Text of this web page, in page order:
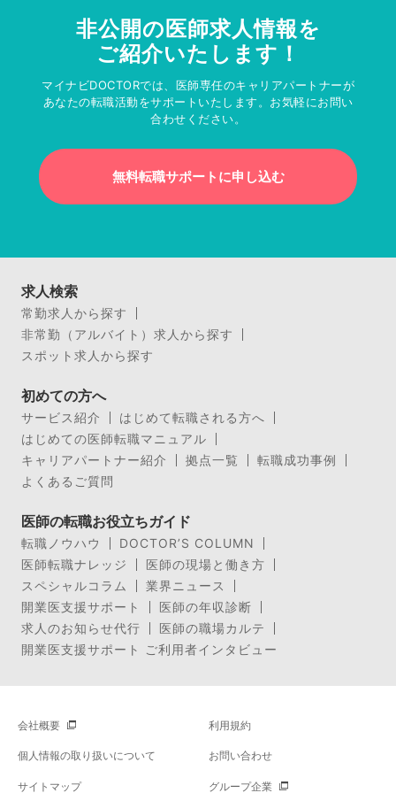
非公開の医師求人情報を
ご紹介いたします！
マイナビDOCTORでは、医師専任のキャリアパートナーが
あなたの転職活動をサポートいたします。お気軽にお問い
合わせください。
無料転職サポートに申し込む
求人検索
常勤求人から探す
非常勤（アルバイト）求人から探す
スポット求人から探す
初めての方へ
サービス紹介
はじめて転職される方へ
はじめての医師転職マニュアル
キャリアパートナー紹介
拠点一覧
転職成功事例
よくあるご質問
医師の転職お役立ちガイド
転職ノウハウ
DOCTOR’S COLUMN
医師転職ナレッジ
医師の現場と働き方
スペシャルコラム
業界ニュース
開業医支援サポート
医師の年収診断
求人のお知らせ代行
医師の職場カルテ
開業医支援サポート ご利用者インタビュー
会社概要 利用規約
個人情報の取り扱いについて お問い合わせ
サイトマップ グループ企業